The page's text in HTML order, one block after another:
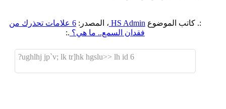
:. كاتب الموضوع HS Admin ، المصدر:
6 علامات تحذرك من
فقدان السمع.. ما هي؟ .:
6 ughlhj jp`v; lk tr]hk hgslu>> lh id?